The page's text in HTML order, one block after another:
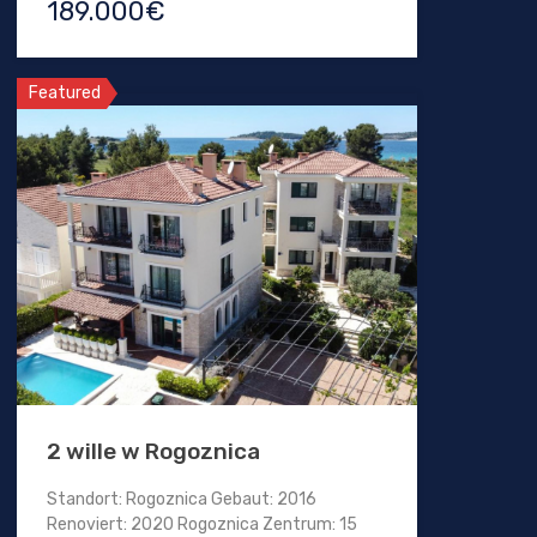
189.000€
Featured
2 wille w Rogoznica
Standort: Rogoznica Gebaut: 2016
Renoviert: 2020 Rogoznica Zentrum: 15